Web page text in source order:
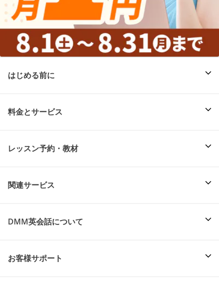
はじめる前に
料金とサービス
レッスン予約・教材
関連サービス
DMM英会話について
お客様サポート